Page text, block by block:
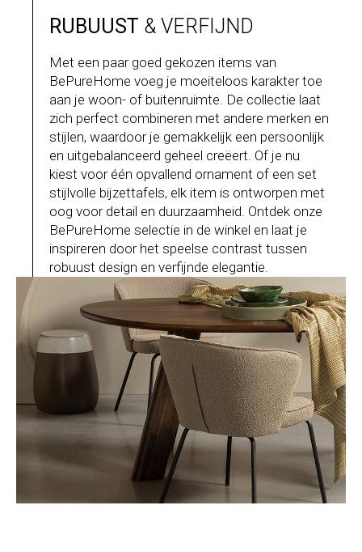
RUBUUST & VERFIJND
Met een paar goed gekozen items van
BePureHome voeg je moeiteloos karakter toe
aan je woon- of buitenruimte. De collectie laat
zich perfect combineren met andere merken en
stijlen, waardoor je gemakkelijk een persoonlijk
en uitgebalanceerd geheel creëert. Of je nu
kiest voor één opvallend ornament of een set
stijlvolle bijzettafels, elk item is ontworpen met
oog voor detail en duurzaamheid. Ontdek onze
BePureHome selectie in de winkel en laat je
inspireren door het speelse contrast tussen
robuust design en verfijnde elegantie.